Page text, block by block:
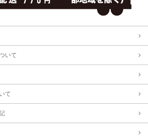
いて
て